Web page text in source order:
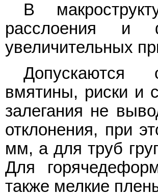
В
расслоения и
увеличительных
Допускаются
вмятины, риски и
залегания не
отклонения, при
мм, а для труб
Для
также мелкие